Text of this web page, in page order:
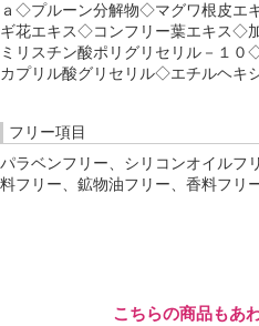
ａ◇プルーン分解物◇マグワ根皮エ
ギ花エキス◇コンフリー葉エキス◇
ミリスチン酸ポリグリセリル－１
カプリル酸グリセリル◇エチルヘキ
フリー項目
パラベンフリー、シリコンオイルフ
料フリー、鉱物油フリー、香料フリ
こちらの商品もあ